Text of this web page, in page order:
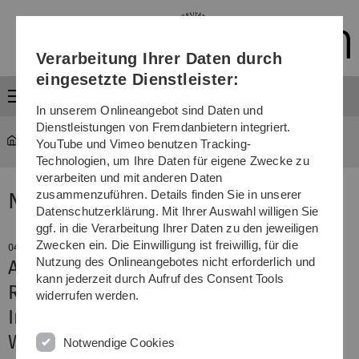
Direkt
Direkt
Direkt
(Sprache,
Drucken,
Media)
Direkt
Direkt
News
04. Juli 2023
Antrittsvorlesung von Professorin
Rebekka Hufendiek
In der Grauzone zwischen
Wissenschaft und Ideologie
Verarbeitung Ihrer Daten durch
eingesetzte Dienstleister:
In unserem Onlineangebot sind Daten und
Dienstleistungen von Fremdanbietern integriert.
YouTube und Vimeo benutzen Tracking-
Technologien, um Ihre Daten für eigene Zwecke zu
verarbeiten und mit anderen Daten
zusammenzuführen. Details finden Sie in unserer
Datenschutzerklärung. Mit Ihrer Auswahl willigen Sie
ggf. in die Verarbeitung Ihrer Daten zu den jeweiligen
Zwecken ein. Die Einwilligung ist freiwillig, für die
Nutzung des Onlineangebotes nicht erforderlich und
kann jederzeit durch Aufruf des Consent Tools
widerrufen werden.
Notwendige Cookies